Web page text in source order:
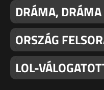
DRÁMA, DRÁMA
ORSZÁG
LOL-